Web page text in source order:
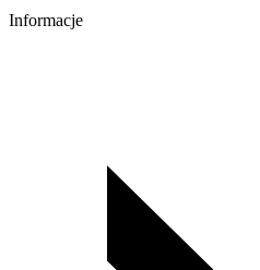
Informacje